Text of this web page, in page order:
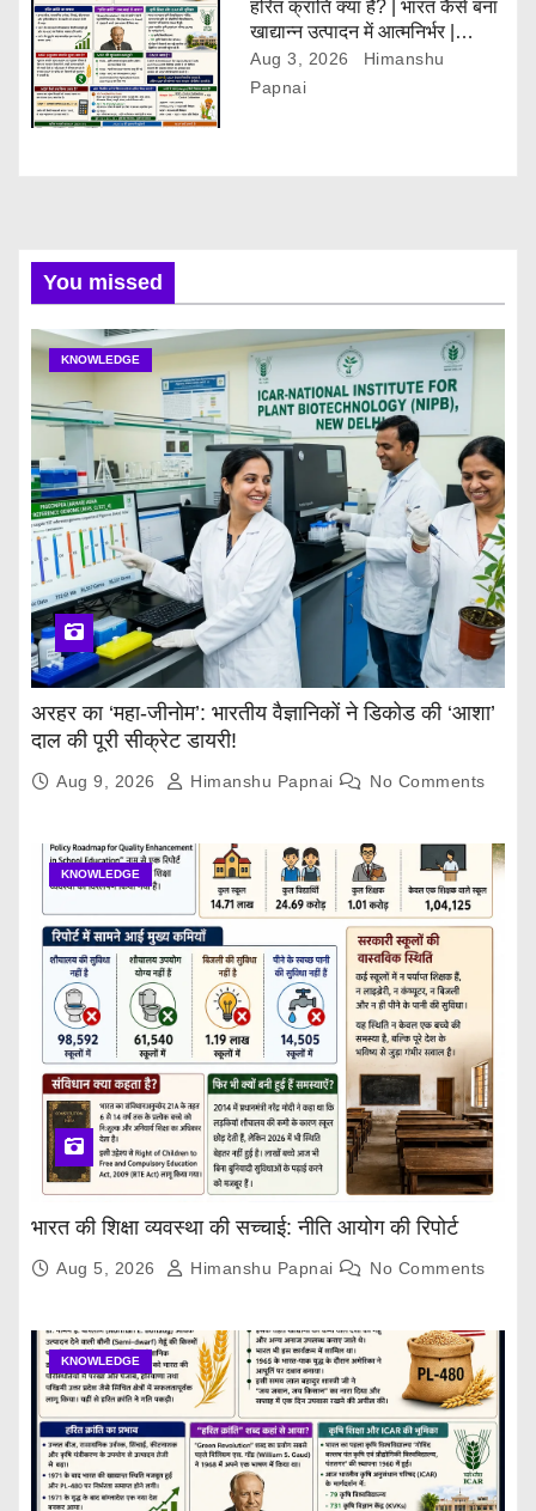
हरित क्रांति क्या है? | भारत कैसे बना
खाद्यान्न उत्पादन में आत्मनिर्भर |
Green Revolution Explained
Aug 3, 2026
Himanshu
Papnai
You missed
KNOWLEDGE
अरहर का ‘महा-जीनोम’: भारतीय वैज्ञानिकों ने डिकोड की ‘आशा’
दाल की पूरी सीक्रेट डायरी!
Aug 9, 2026 Himanshu Papnai No Comments
KNOWLEDGE
भारत की शिक्षा व्यवस्था की सच्चाई: नीति आयोग की रिपोर्ट
Aug 5, 2026 Himanshu Papnai No Comments
KNOWLEDGE